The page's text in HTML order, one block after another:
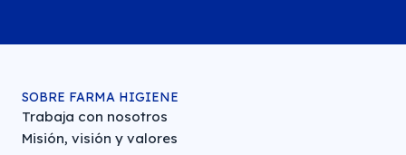
SOBRE FARMA HIGIENE
Trabaja con nosotros
Misión, visión y valores